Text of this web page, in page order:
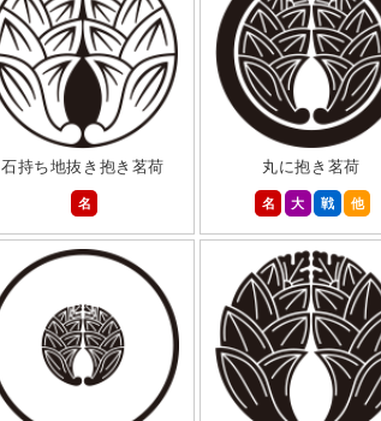
石持ち地抜き抱き茗荷
名
丸に抱き茗荷
名
大 戦 他